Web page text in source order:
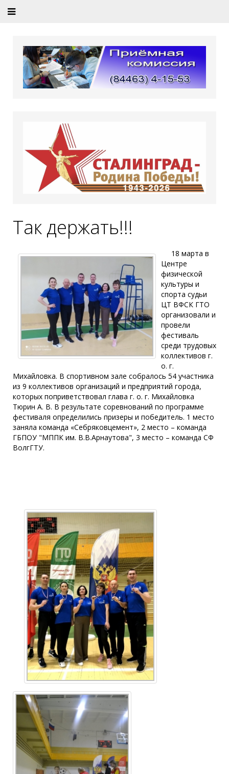
Так держать!!!
18 марта в
Центре
физической
культуры и
спорта судьи
ЦТ ВФСК ГТО
организовали и
провели
фестиваль
среди трудовых
коллективов г.
о. г.
Михайловка. В спортивном зале собралось 54 участника
из 9 коллективов организаций и предприятий города,
которых поприветствовал глава г. о. г. Михайловка
Тюрин А. В. В результате соревнований по программе
фестиваля определились призеры и победитель. 1 место
заняла команда «Себряковцемент», 2 место – команда
ГБПОУ "МППК им. В.В.Арнаутова", 3 место – команда СФ
ВолгГТУ.